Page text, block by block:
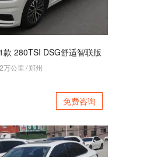
款 280TSI DSG舒适智联版
万公里 /郑州
免费咨询